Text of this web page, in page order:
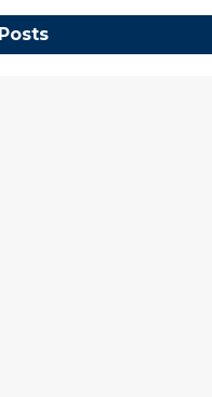
Posts